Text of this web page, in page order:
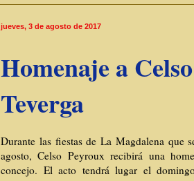
jueves, 3 de agosto de 2017
Homenaje a
Teverga
Durante las fiestas de La Magdalena que
agosto, Celso Peyroux recibirá una
concejo. El acto tendrá lugar el